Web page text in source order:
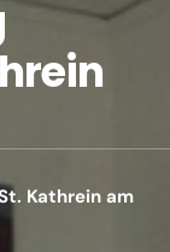
Kathrein am